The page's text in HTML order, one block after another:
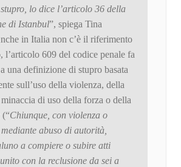
stupro, lo dice l’articolo 36 della
di Istanbul”, spiega Tina
in Italia non c’è il riferimento
l’articolo 609 del codice penale fa
una definizione di stupro basata
sull’uso della violenza, della
di uso della forza o della
(“Chiunque, con violenza o
abuso di autorità,
a compiere o subire atti
con la reclusione da sei a